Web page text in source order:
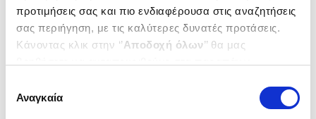
προτιμήσεις σας και πιο ενδιαφέρουσα στις αναζητήσεις
σας περιήγηση, με τις καλύτερες δυνατές προτάσεις.
Κάνοντας κλικ στην ‘’Αποδοχή όλων’’ θα μας
ενδιαφέρουν και να επιλέξετε από τα παρακάτω με την
΄΄και να ενημερωθείτε σχετικά με
συγκατάθεσης
Αναγκαία